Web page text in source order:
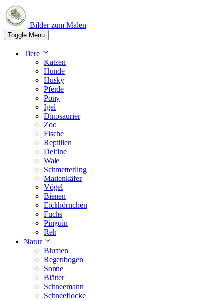
Bilder zum Malen
Toggle Menu
Tiere
Katzen
Hunde
Husky
Pferde
Pony
Igel
Dinosaurier
Zoo
Fische
Reptilien
Delfine
Wale
Schmetterling
Marienkäfer
Vögel
Bienen
Eichhörnchen
Fuchs
Pinguin
Reh
Natur
Blumen
Regenbogen
Sonne
Blätter
Schneemann
Schneeflocke